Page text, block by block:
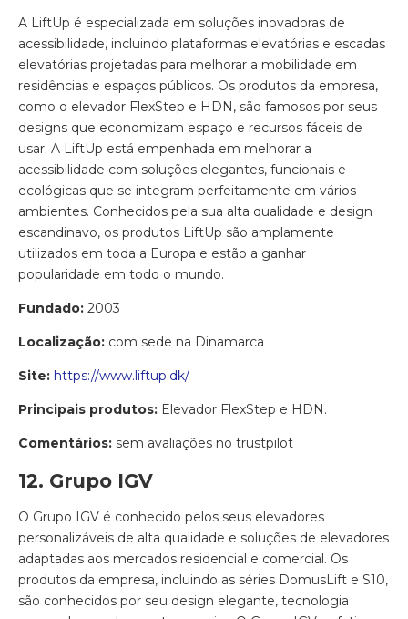
A LiftUp é especializada em soluções inovadoras de
acessibilidade, incluindo plataformas elevatórias e escadas
elevatórias projetadas para melhorar a mobilidade em
residências e espaços públicos. Os produtos da empresa,
como o elevador FlexStep e HDN, são famosos por seus
designs que economizam espaço e recursos fáceis de
usar. A LiftUp está empenhada em melhorar a
acessibilidade com soluções elegantes, funcionais e
ecológicas que se integram perfeitamente em vários
ambientes. Conhecidos pela sua alta qualidade e design
escandinavo, os produtos LiftUp são amplamente
utilizados em toda a Europa e estão a ganhar
popularidade em todo o mundo.
Fundado: 2003
Localização: com sede na Dinamarca
Site: https://www.liftup.dk/
Principais produtos: Elevador FlexStep e HDN.
Comentários: sem avaliações no trustpilot
12. Grupo IGV
O Grupo IGV é conhecido pelos seus elevadores
personalizáveis ​​de alta qualidade e soluções de elevadores
adaptadas aos mercados residencial e comercial. Os
produtos da empresa, incluindo as séries DomusLift e S10,
são conhecidos por seu design elegante, tecnologia